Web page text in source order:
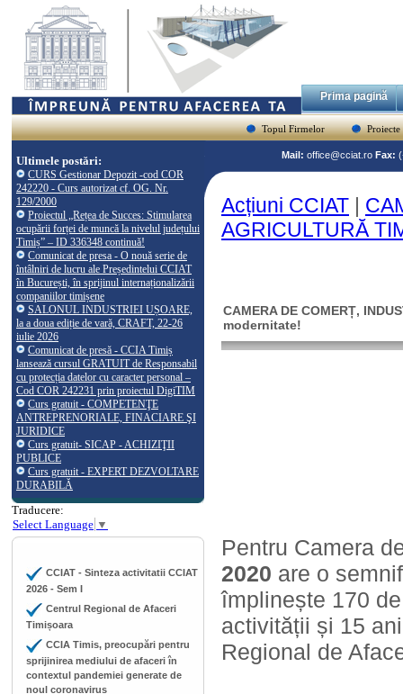
Prima pagină
Topul Firmelor Proiecte
Ultimele postări:
CURS Gestionar Depozit -cod COR
242220 - Curs autorizat cf. OG. Nr.
129/2000
Proiectul „Rețea de Succes: Stimularea
ocupării forței de muncă la nivelul județului
Timiș” – ID 336348 continuă!
Comunicat de presa - O nouă serie de
întâlniri de lucru ale Președintelui CCIAT
în București, în sprijinul internaționalizării
companiilor timișene
SALONUL INDUSTRIEI UȘOARE,
la a doua ediție de vară, CRAFT, 22-26
iulie 2026
Comunicat de presă - CCIA Timiș
lansează cursul GRATUIT de Responsabil
cu protecția datelor cu caracter personal –
Cod COR 242231 prin proiectul DigiTIM
Curs gratuit - COMPETENŢE
ANTREPRENORIALE, FINACIARE ŞI
JURIDICE
Curs gratuit- SICAP - ACHIZIŢII
PUBLICE
Curs gratuit - EXPERT DEZVOLTARE
DURABILĂ
Traducere:
Select Language ▼
CCIAT - Sinteza activitatii CCIAT
2026 - Sem I
Centrul Regional de Afaceri
Timișoara
CCIA Timis, preocupări pentru
sprijinirea mediului de afaceri în
contextul pandemiei generate de
noul coronavirus
Mail: office@cciat.ro Fax:
Acțiuni CCIAT |
AGRICULTURĂ
CAMERA DE COMERȚ,
modernitate!
Pentru Camera
2020 are o
împlinește 170
activității și 15
Regional de